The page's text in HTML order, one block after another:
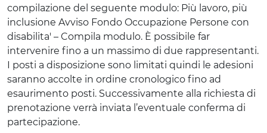
compilazione del seguente modulo: Più lavoro, più
inclusione Avviso Fondo Occupazione Persone con
disabilita' – Compila modulo. È possibile far
intervenire fino a un massimo di due rappresentanti.
I posti a disposizione sono limitati quindi le adesioni
saranno accolte in ordine cronologico fino ad
esaurimento posti. Successivamente alla richiesta di
prenotazione verrà inviata l’eventuale conferma di
partecipazione.